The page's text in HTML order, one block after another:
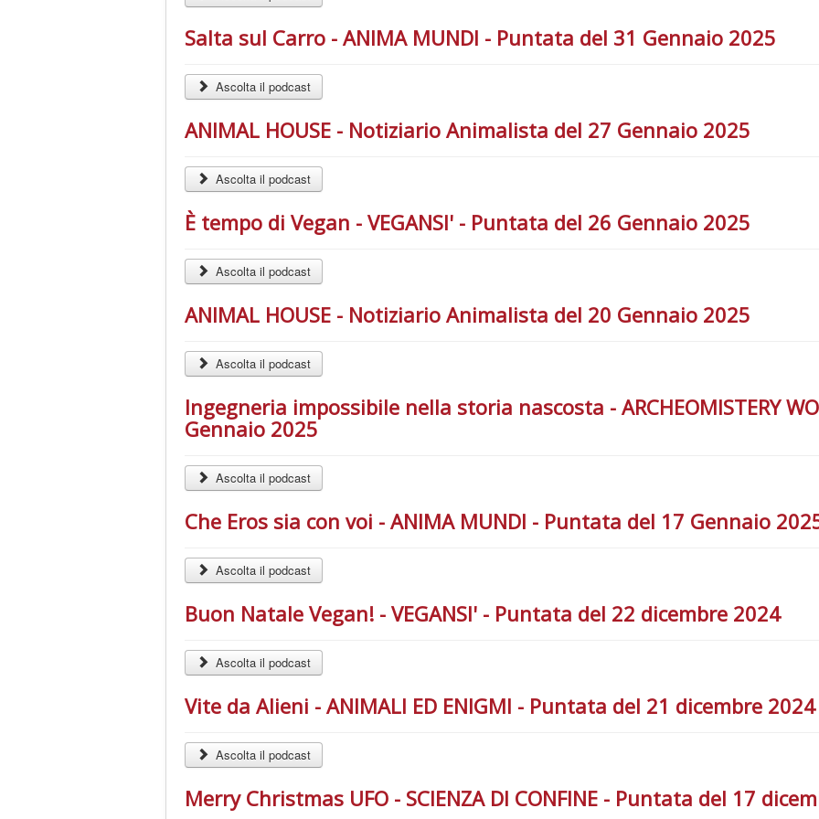
Salta sul Carro - ANIMA MUNDI - Puntata del 31 Gennaio 2025
Ascolta il podcast
ANIMAL HOUSE - Notiziario Animalista del 27 Gennaio 2025
Ascolta il podcast
È tempo di Vegan - VEGANSI' - Puntata del 26 Gennaio 2025
Ascolta il podcast
ANIMAL HOUSE - Notiziario Animalista del 20 Gennaio 2025
Ascolta il podcast
Ingegneria impossibile nella storia nascosta - ARCHEOMISTERY
Gennaio 2025
Ascolta il podcast
Che Eros sia con voi - ANIMA MUNDI - Puntata del 17 Gennaio
Ascolta il podcast
Buon Natale Vegan! - VEGANSI' - Puntata del 22 dicembre 2024
Ascolta il podcast
Vite da Alieni - ANIMALI ED ENIGMI - Puntata del 21 dicembre 2024
Ascolta il podcast
Merry Christmas UFO - SCIENZA DI CONFINE - Puntata del 17